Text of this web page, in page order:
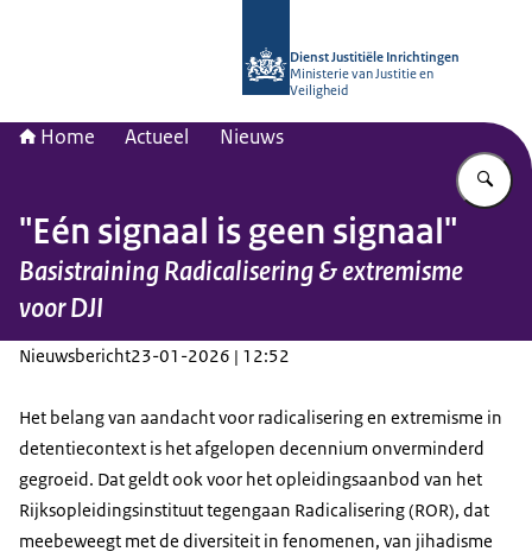
Dienst Justitiële Inrichtingen
Ministerie van Justitie en
Veiligheid
Home Actueel Nieuws
"Eén signaal is geen signaal"
Basistraining Radicalisering & extremisme
voor DJI
Nieuwsbericht23-01-2026 | 12:52
Het belang van aandacht voor radicalisering en extremisme in
detentiecontext is het afgelopen decennium onverminderd
gegroeid. Dat geldt ook voor het opleidingsaanbod van het
Rijksopleidingsinstituut tegengaan Radicalisering (ROR), dat
meebeweegt met de diversiteit in fenomenen, van jihadisme